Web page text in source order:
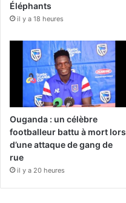
Éléphants
il y a 18 heures
Ouganda : un célèbre
footballeur battu à mort lors
d’une attaque de gang de
rue
il y a 20 heures